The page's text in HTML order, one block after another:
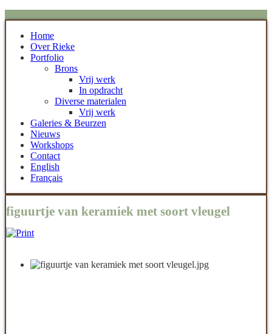
Home
Over Rieke
Portfolio
Brons
Vrij werk
In opdracht
Diverse materialen
Vrij werk
Galeries & Beurzen
Nieuws
Workshops
Contact
English
Français
figuurtje van keramiek met soort vleugel